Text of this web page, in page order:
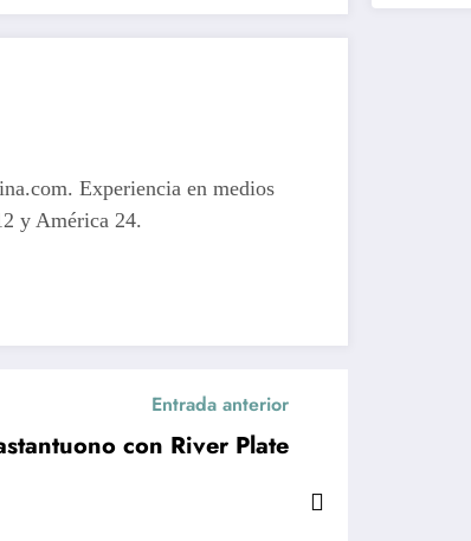
Experiencia en medios
y América 24.
Entrada anterior
con River Plate